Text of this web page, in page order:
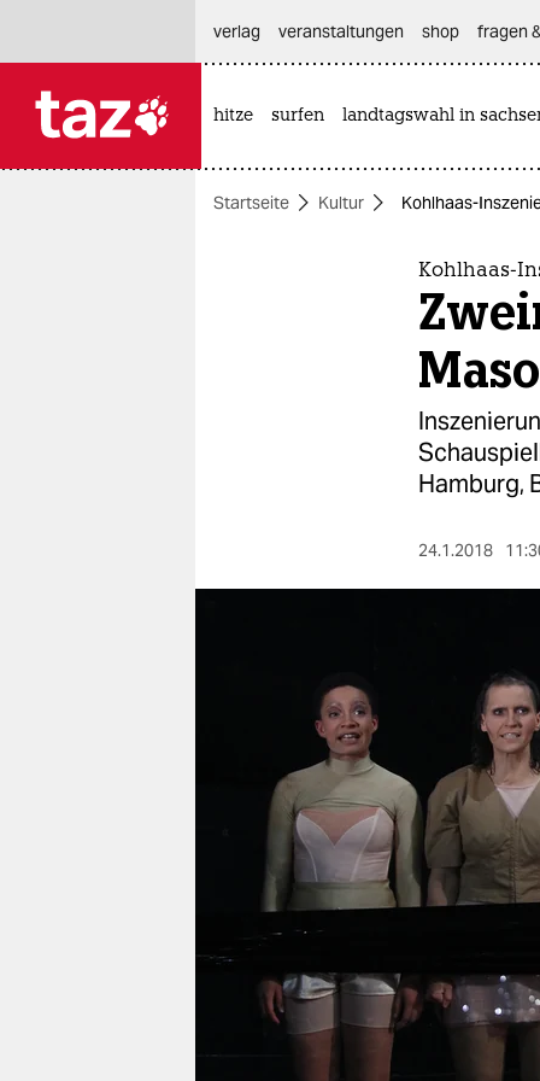
themen
nord
veranstaltungen
unterstützen
genossenschaft
verlag
veranstaltungen shop fragen
hitze surfen landtagswahl in
Startseite Kultur Kohlhaas-
Kohlhaas-
Maso
Hamburg,
24.1.2018